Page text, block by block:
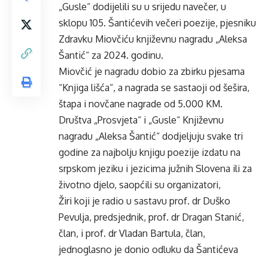
„Gusle“ dodijelili su u srijedu navečer, u
sklopu 105. Šantićevih večeri poezije, pjesniku
Zdravku Miovčiću književnu nagradu „Aleksa
Šantić“ za 2024. godinu.
Miovčić je nagradu dobio za zbirku pjesama
“Knjiga lišća“, a nagrada se sastaoji od šešira,
štapa i novčane nagrade od 5.000 KM.
Društva „Prosvjeta“ i „Gusle“ Književnu
nagradu „Aleksa Šantić“ dodjeljuju svake tri
godine za najbolju knjigu poezije izdatu na
srpskom jeziku i jezicima južnih Slovena ili za
životno djelo, saopćili su organizatori,
Žiri koji je radio u sastavu prof. dr Duško
Pevulja, predsjednik, prof. dr Dragan Stanić,
član, i prof. dr Vladan Bartula, član,
jednoglasno je donio odluku da Šantićeva